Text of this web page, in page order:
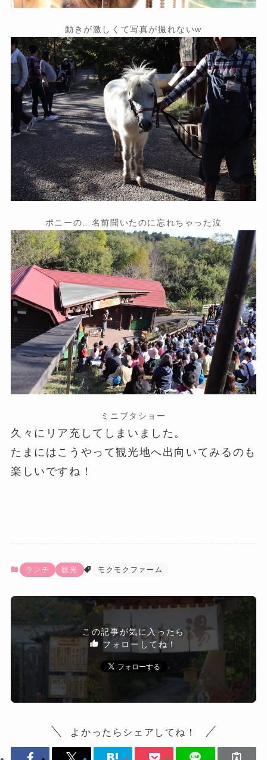
動きが激しくて写真が撮れないw
ポニーの…名前聞いたのに忘れちゃった泣
ミニブタショー
久々にリア充してしまいました。
たまにはこうやって観光地へ出向いてみるのも
楽しいですね！
ランチ 観光 モクモクファーム
この記事が気に入ったら
フォローしてね！
よかったらシェアしてね！